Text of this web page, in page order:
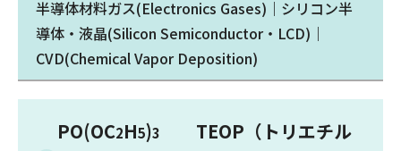
半導体材料ガス(Electronics Gases)｜シリコン半
導体・液晶(Silicon Semiconductor・LCD)｜
CVD(Chemical Vapor Deposition)
PO(OC2H5)3
TEOP（トリエチル